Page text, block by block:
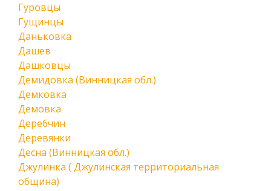
Гуровцы
Гущинцы
Даньковка
Дашев
Дашковцы
Демидовка (Винницкая обл.)
Демковка
Демовка
Деребчин
Деревянки
Десна (Винницкая обл.)
Джулинка ( Джулинская территориальная
община)